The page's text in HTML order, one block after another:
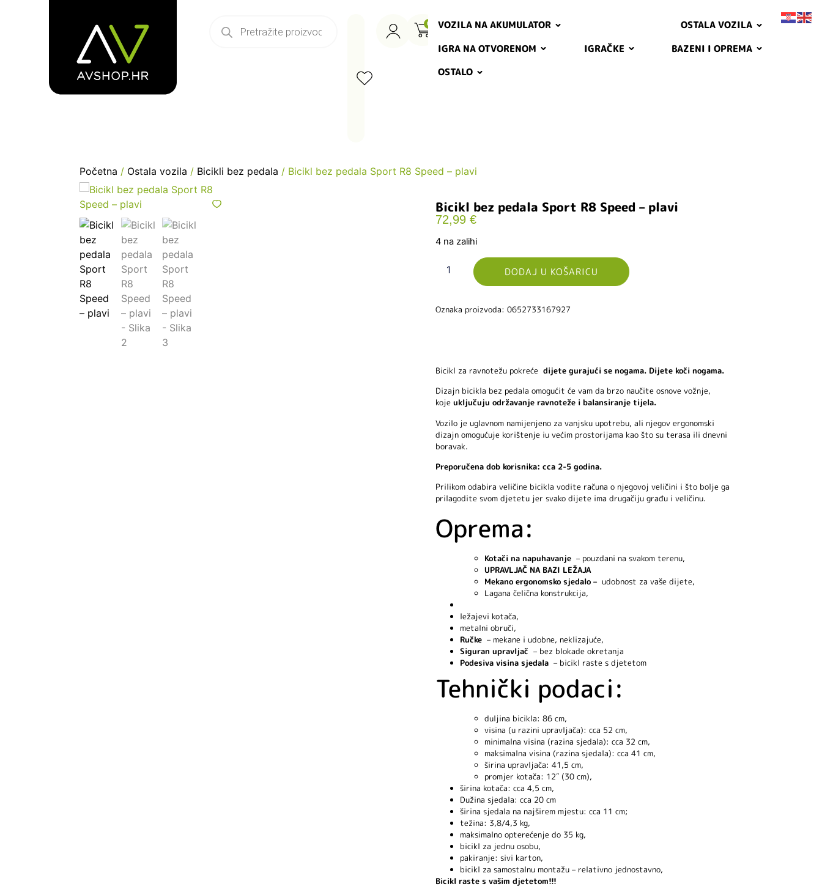
0 VOZILA NA AKUMULATOR
OSTALA VOZILA
IGRA NA OTVORENOM
IGRAČKE
BAZENI I OPREMA
OSTALO
Početna / Ostala vozila / Bicikli bez pedala / Bicikl bez pedala Sport R8 Speed – plavi
Bicikl bez pedala Sport R8 Speed – plavi
72,99 €
4 na zalihi
DODAJ U KOŠARICU
Oznaka proizvoda: 0652733167927
Bicikl za ravnotežu pokreće dijete gurajući se nogama. Dijete koči nogama.
Dizajn bicikla bez pedala omogućit će vam da brzo naučite osnove vožnje,
koje uključuju održavanje ravnoteže i balansiranje tijela.
Vozilo je uglavnom namijenjeno za vanjsku upotrebu, ali njegov ergonomski
dizajn omogućuje korištenje iu većim prostorijama kao što su terasa ili dnevni
boravak.
Preporučena dob korisnika: cca 2-5 godina.
Prilikom odabira veličine bicikla vodite računa o njegovoj veličini i što bolje ga
prilagodite svom djetetu jer svako dijete ima drugačiju građu i veličinu.
Oprema:
Kotači na napuhavanje – pouzdani na svakom terenu,
UPRAVLJAČ NA BAZI LEŽAJA
Mekano ergonomsko sjedalo – udobnost za vaše dijete,
Lagana čelična konstrukcija,
ležajevi kotača,
metalni obruči,
Ručke – mekane i udobne, neklizajuće,
Siguran upravljač – bez blokade okretanja
Podesiva visina sjedala – bicikl raste s djetetom
Tehnički podaci:
duljina bicikla: 86 cm,
visina (u razini upravljača): cca 52 cm,
minimalna visina (razina sjedala): cca 32 cm,
maksimalna visina (razina sjedala): cca 41 cm,
širina upravljača: 41,5 cm,
promjer kotača: 12″ (30 cm),
širina kotača: cca 4,5 cm,
Dužina sjedala: cca 20 cm
širina sjedala na najširem mjestu: cca 11 cm;
težina: 3,8/4,3 kg,
maksimalno opterećenje do 35 kg,
bicikl za jednu osobu,
pakiranje: sivi karton,
bicikl za samostalnu montažu – relativno jednostavno,
Bicikl raste s vašim djetetom!!!